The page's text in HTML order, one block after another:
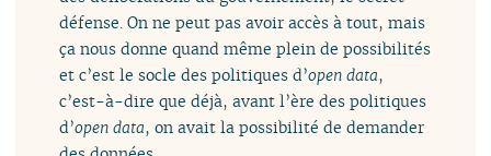
défense. On ne peut pas avoir accès à tout, mais
ça nous donne quand même plein de possibilités
et c’est le socle des politiques d’open data,
c’est-à-dire que déjà, avant l’ère des politiques
d’open data, on avait la possibilité de demander